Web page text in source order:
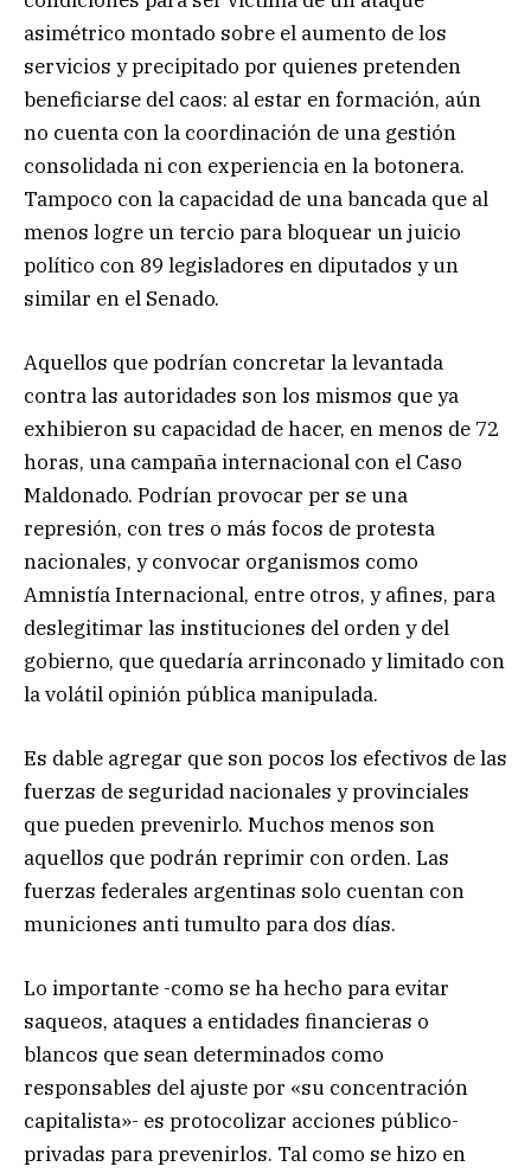
asimétrico montado sobre el aumento de los
servicios y precipitado por quienes pretenden
beneficiarse del caos: al estar en formación, aún
no cuenta con la coordinación de una gestión
consolidada ni con experiencia en la botonera.
Tampoco con la capacidad de una bancada que al
menos logre un tercio para bloquear un juicio
político con 89 legisladores en diputados y un
similar en el Senado.
Aquellos que podrían concretar la levantada
contra las autoridades son los mismos que ya
exhibieron su capacidad de hacer, en menos de 72
horas, una campaña internacional con el Caso
Maldonado. Podrían provocar per se una
represión, con tres o más focos de protesta
nacionales, y convocar organismos como
Amnistía Internacional, entre otros, y afines, para
deslegitimar las instituciones del orden y del
gobierno, que quedaría arrinconado y limitado con
la volátil opinión pública manipulada.
Es dable agregar que son pocos los efectivos de las
fuerzas de seguridad nacionales y provinciales
que pueden prevenirlo. Muchos menos son
aquellos que podrán reprimir con orden. Las
fuerzas federales argentinas solo cuentan con
municiones anti tumulto para dos días.
Lo importante -como se ha hecho para evitar
saqueos, ataques a entidades financieras o
blancos que sean determinados como
responsables del ajuste por «su concentración
capitalista»- es protocolizar acciones público-
privadas para prevenirlos. Tal como se hizo en